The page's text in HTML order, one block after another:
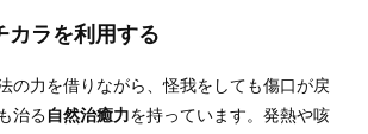
カラを利用する
の力を借りながら、怪我をしても傷口が戻
治る自然治癒力を持っています。発熱や咳